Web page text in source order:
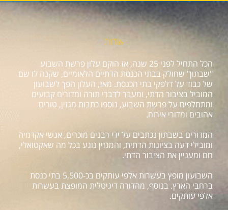
אודות
הכל התחיל לפני 25 שנה, אז הוקם עלון פרשת השבוע
"שבתון" שחולק בבתי הכנסת הדתיים הלאומיים, שקנה לו שם
של כבוד על דלפקי בתי הכנסת. מאז, העלון הפך לשבועון
המוביל בציבור הדתי, ומעבר לדברי תורה ומדורים קבועים
ומתחלפים על פרשת השבוע, נוספו כתבות מגזין, טורים
אהובים ומדורי אירוח.
המדורים בשבתון נכתבים על ידי רבנים מוכרים, אנשי אקדמיה
ומובילי דעה בציונות הדתית, והמגזין נוגע בכל מה שאקטואלי,
חם ומעניין את הציבור הדתי.
השבועון מופץ בעשרות אלפי עותקים בכ-5,500 בתי כנסת
ברחבי הארץ. בנוסף, מהדורה דיגיטלית המופצת בעשרות
אלפי עותקים.